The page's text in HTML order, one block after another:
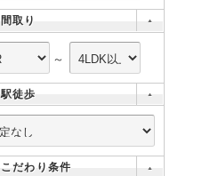
間取り
～
駅徒歩
こだわり条件